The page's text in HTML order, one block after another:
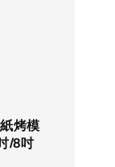
烤模
/8吋